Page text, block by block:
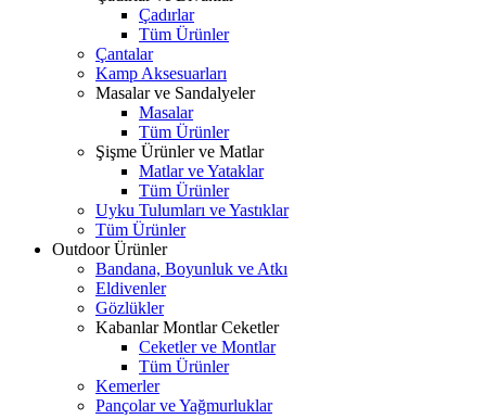
Çadırlar
Tüm Ürünler
Çantalar
Kamp Aksesuarları
Masalar ve Sandalyeler
Masalar
Tüm Ürünler
Şişme Ürünler ve Matlar
Matlar ve Yataklar
Tüm Ürünler
Uyku Tulumları ve Yastıklar
Tüm Ürünler
Outdoor Ürünler
Bandana, Boyunluk ve Atkı
Eldivenler
Gözlükler
Kabanlar Montlar Ceketler
Ceketler ve Montlar
Tüm Ürünler
Kemerler
Pançolar ve Yağmurluklar